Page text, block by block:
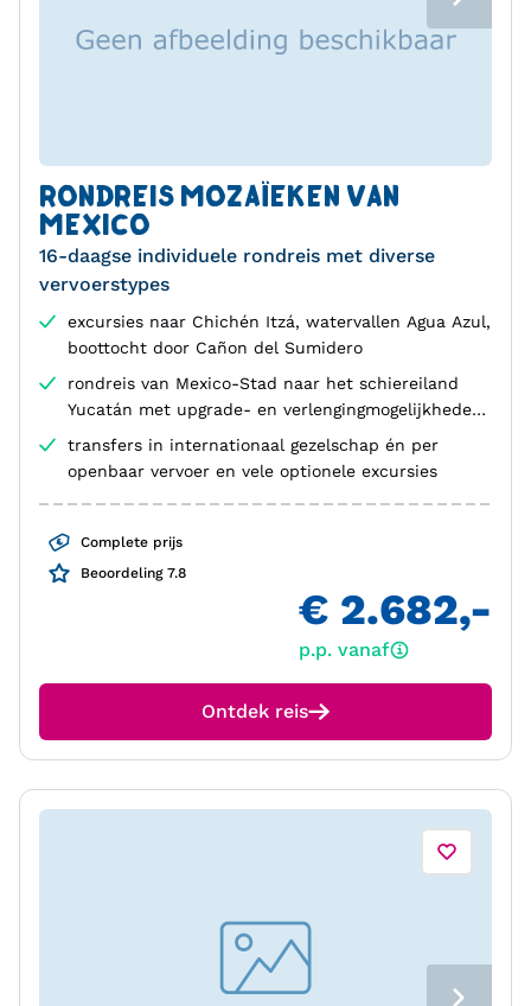
RONDREIS MOZAÏEKEN VAN
MEXICO
16-daagse individuele rondreis met diverse
vervoerstypes
excursies naar Chichén Itzá, watervallen Agua Azul,
boottocht door Cañon del Sumidero
rondreis van Mexico-Stad naar het schiereiland
Yucatán met upgrade- en verlengingmogelijkheden
in Playa del Carmen of Isla Holbox
transfers in internationaal gezelschap én per
openbaar vervoer en vele optionele excursies
Complete prijs
Beoordeling 7.8
€ 2.682,-
p.p. vanaf
Ontdek reis